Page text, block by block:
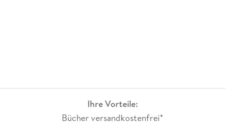
Ihre Vorteile:
Bücher versandkostenfrei*